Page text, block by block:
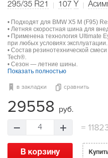
295/35 R21 107 Y
• Подходят для BMW X5 M (F95)
• Летняя скоростная шина для
• Применена технология Ultimate
при любых условиях эксплуатации.
• Состав резинотехнической
Tech®.
• Сезон — летние шины.
Показать полностью
в закладки сравнить
29558 руб.
4 =
В корзину